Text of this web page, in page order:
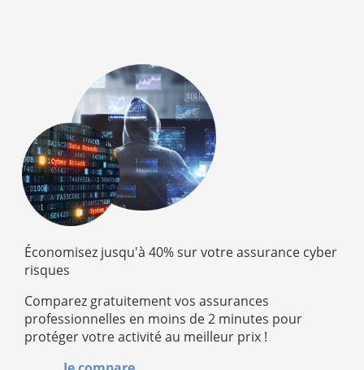
Économisez jusqu'à 40% sur votre assurance cyber
risques
Comparez gratuitement vos assurances
professionnelles en moins de 2 minutes pour
protéger votre activité au meilleur prix !